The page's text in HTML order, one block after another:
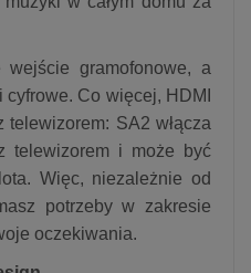
gramofonowe, a
Co więcej, HDMI
telewizorem: SA2 włącza
telewizorem i może być
Więc, niezależnie od
potrzeby w zakresie
oczekiwania.